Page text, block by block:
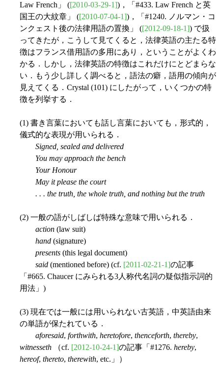
Law French」 ([2010-03-29-1])，「#433. Law French と英
国王の大紋章」 ([2010-07-04-1])，「#1240. ノルマン・コ
ンクェスト後の法律用語の置換」 ([2012-09-18-1]) で扱
ってきたが，こうして見てくると，法律英語の主たる特
徴はフランス借用語の多用にあり，ということがよくわ
かる．しかし，法律英語の特徴はこれだけにとどまらな
い．もう少し詳しく調べると，語法の癖，語用の傾向が
見えてくる．Crystal (101) にしたがって，いくつかの特
徴を列挙する．
(1) 書き言葉においても話し言葉においても，形式的，
儀式的な表現が用いられる．
Signed, sealed and delivered
You may approach the bench
Your Honour
May it please the court
. . . the truth, the whole truth, and nothing but the truth
(2) 一般の語がしばしば特殊な意味で用いられる．
action (law suit)
hand (signature)
presents (this legal document)
said (mentioned before) (cf. [2011-02-21-1]の記事
「#665. Chaucer にみられる3人称代名詞の疑似指示詞的
用法」)
(3) 現在では一般には用いられない古英語，中英語由来
の単語が保たれている．
aforesaid, forthwith, heretofore, thenceforth, thereby,
witnesseth （cf. [2012-10-24-1]の記事「#1276. hereby,
hereof, thereto, therewith, etc.」）